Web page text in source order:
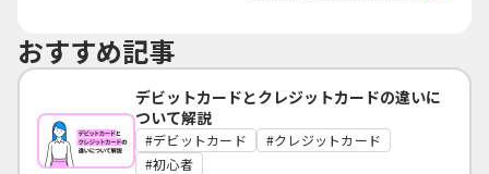
おすすめ記事
デビットカードとクレジットカードの違いに
ついて解説
デビットカード
クレジットカード
初心者